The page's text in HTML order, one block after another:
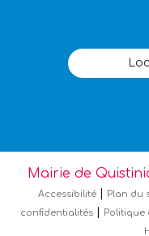
Mairie de
Accessibilité Plan du
confidentialités
Politique